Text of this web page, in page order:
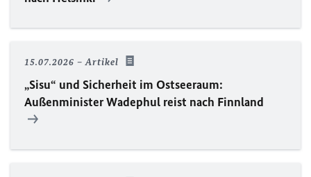
15.07.2026 Artikel
„Sisu“ und Sicherheit im Ostseeraum:
Außenminister Wadephul reist nach Finnland